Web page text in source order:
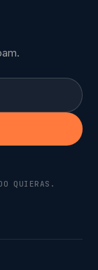
QUIERAS.